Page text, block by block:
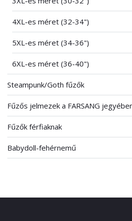
4XL-es méret (32-34")
5XL-es méret (34-36")
6XL-es méret (36-40")
Steampunk/Goth fűzők
Fűzős jelmezek a FARSANG
Fűzők férfiaknak
Babydoll-fehérnemű